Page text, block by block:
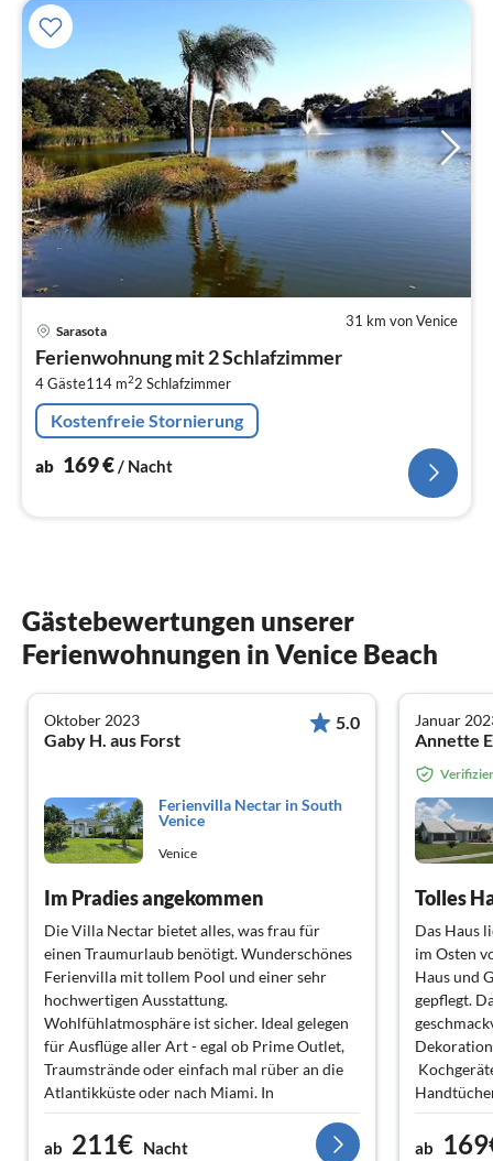
31 km von Venice
Sarasota
Ferienwohnung mit 2 Schlafzimmer
4 Gäste114 m22 Schlafzimmer
Kostenfreie Stornierung
ab 169€/ Nacht
Gästebewertungen unserer
Ferienwohnungen in Venice Beach
Oktober 2023
Gaby H. aus Forst
5.0
Ferienvilla Nectar in South
Venice
Venice
Im Pradies angekommen
Die Villa Nectar bietet alles, was frau für
einen Traumurlaub benötigt. Wunderschönes
Ferienvilla mit tollem Pool und einer sehr
hochwertigen Ausstattung.
Wohlfühlatmosphäre ist sicher. Ideal gelegen
für Ausflüge aller Art - egal ob Prime Outlet,
Traumstrände oder einfach mal rüber an die
Atlantikküste oder nach Miami. In
unmittelbarer Nähe gibt es feine Lokale für
jeglichen Gaumenschmaus. Wer lieber selber
ab 211€ Nacht
Januar
Annette
Tolles
Das Haus
im Osten
Haus und
gepflegt.
Ein Grill
ab